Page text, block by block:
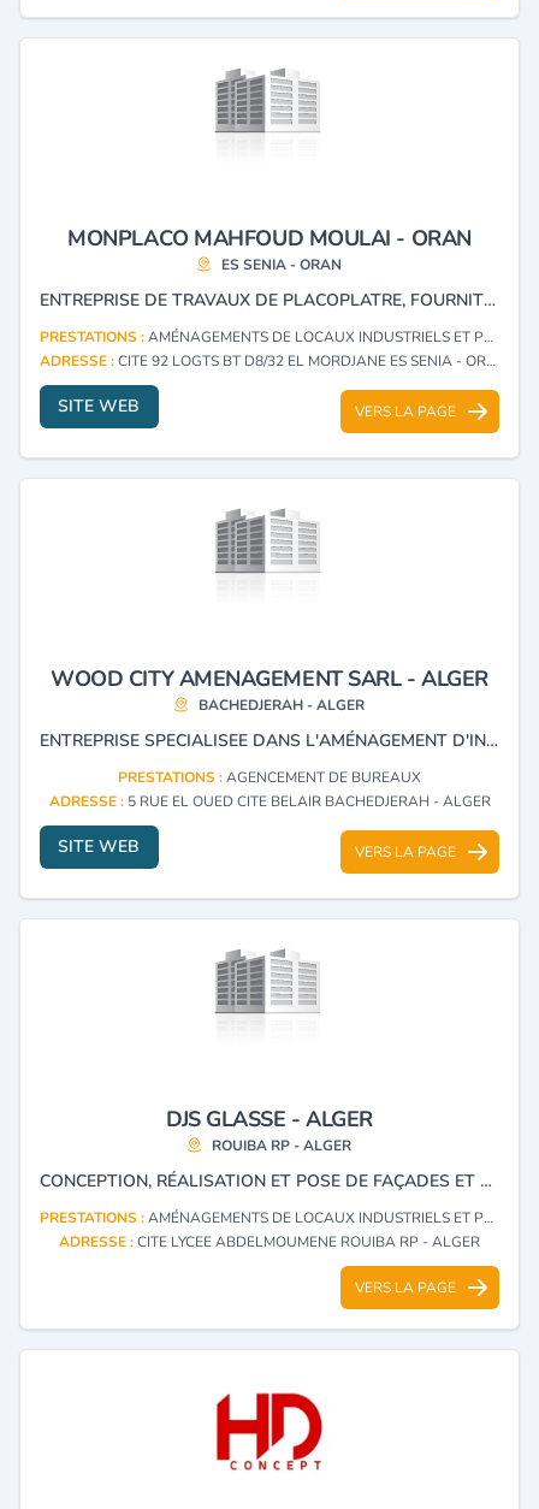
MONPLACO MAHFOUD MOULAI - ORAN
ES SENIA - ORAN
ENTREPRISE DE TRAVAUX DE PLACOPLATRE, FOURNITURE ET POSE DE PEINTURE, DÉCORATION, CLOISON, AMENAGEMENT ET REVÊTEMENT.
PRESTATIONS :AMÉNAGEMENTS DE LOCAUX INDUSTRIELS ET PROFESSIONNELS
ADRESSE :CITE 92 LOGTS BT D8/32 EL MORDJANE ES SENIA - ORAN
SITE WEB VERS LA PAGE
WOOD CITY AMENAGEMENT SARL - ALGER
BACHEDJERAH - ALGER
ENTREPRISE SPECIALISEE DANS L'AMÉNAGEMENT D'INTERIEURS SIGNALÉTIQUE, MOBILIERS SPÉCIFIQUE (CUISINE , SALLE DE BAIN , BUREAUX , SALLE DE REUNION , FAUTEUILS )
PRESTATIONS :AGENCEMENT DE BUREAUX
ADRESSE : 5 RUE EL OUED CITE BELAIR BACHEDJERAH - ALGER
SITE WEB VERS LA PAGE
DJS GLASSE - ALGER
ROUIBA RP - ALGER
CONCEPTION, RÉALISATION ET POSE DE FAÇADES ET DE PORTES EN VERRE TREMPÉ, AMÉNAGEMENTS INTÉRIEUR ET EXTÉRIEUR ET RAMPES D'ESCALIERS INOX.
PRESTATIONS :AMÉNAGEMENTS DE LOCAUX INDUSTRIELS ET PROFESSIONNELS
ADRESSE :CITE LYCEE ABDELMOUMENE ROUIBA RP - ALGER
VERS LA PAGE